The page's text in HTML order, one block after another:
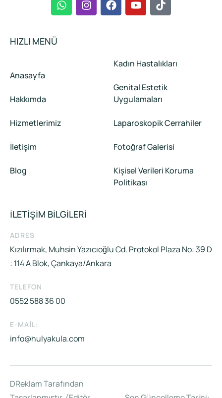
HIZLI MENÜ
Anasayfa
Hakkımda
Hizmetlerimiz
İletişim
Blog
Kadın Hastalıkları
Genital Estetik
Uygulamaları
Laparoskopik Cerrahiler
Fotoğraf Galerisi
Kişisel Verileri Koruma
Politikası
İLETİŞİM BİLGİLERİ
ADRES
Kızılırmak, Muhsin Yazıcıoğlu Cd. Protokol Plaza No: 39 D
: 114 A Blok, Çankaya/Ankara
TELEFON
0552 588 36 00
E-MAIL:
info@hulyakula.com
DReklam Tarafından